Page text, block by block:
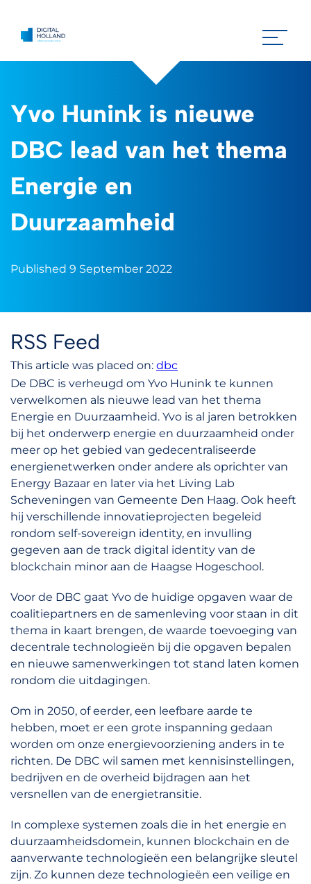
Yvo Hunink is nieuwe
DBC lead van het thema
Energie en
Duurzaamheid
Published 9 September 2022
RSS Feed
This article was placed on: dbc
De DBC is verheugd om Yvo Hunink te kunnen
verwelkomen als nieuwe lead van het thema
Energie en Duurzaamheid. Yvo is al jaren betrokken
bij het onderwerp energie en duurzaamheid onder
meer op het gebied van gedecentraliseerde
energienetwerken onder andere als oprichter van
Energy Bazaar en later via het Living Lab
Scheveningen van Gemeente Den Haag. Ook heeft
hij verschillende innovatieprojecten begeleid
rondom self-sovereign identity, en invulling
gegeven aan de track digital identity van de
blockchain minor aan de Haagse Hogeschool.
Voor de DBC gaat Yvo de huidige opgaven waar de
coalitiepartners en de samenleving voor staan in dit
thema in kaart brengen, de waarde toevoeging van
decentrale technologieën bij die opgaven bepalen
en nieuwe samenwerkingen tot stand laten komen
rondom die uitdagingen.
Om in 2050, of eerder, een leefbare aarde te
hebben, moet er een grote inspanning gedaan
worden om onze energievoorziening anders in te
richten. De DBC wil samen met kennisinstellingen,
bedrijven en de overheid bijdragen aan het
versnellen van de energietransitie.
In complexe systemen zoals die in het energie en
duurzaamheidsdomein, kunnen blockchain en de
aanverwante technologieën een belangrijke sleutel
zijn. Zo kunnen deze technologieën een veilige en